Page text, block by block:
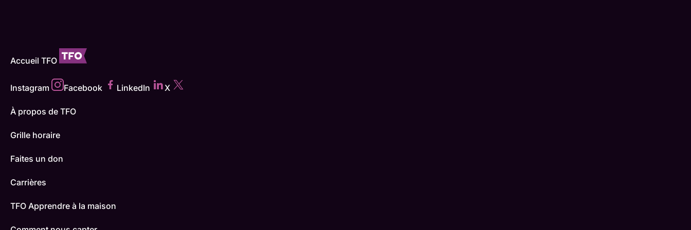
Accueil TFO
Instagram Facebook LinkedIn X
À propos de TFO
Grille horaire
Faites un don
Carrières
TFO Apprendre à la maison